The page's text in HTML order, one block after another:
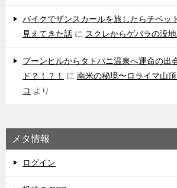
バイクでザンスカールを旅したらチベッ
見えてきた話 に スクレからゲバラの没
プーンヒルからタトパニ温泉へ運命の出
ド？！？！
に 南米の秘境〜ロライマ山
コ より
メタ情報
ログイン